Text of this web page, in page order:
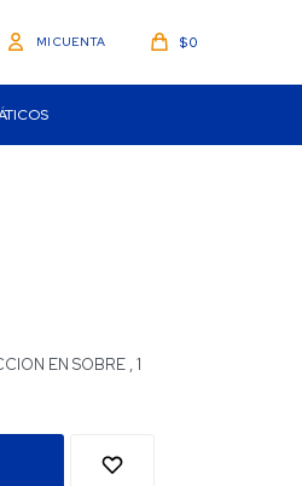
$0
EN SOBRE , 1